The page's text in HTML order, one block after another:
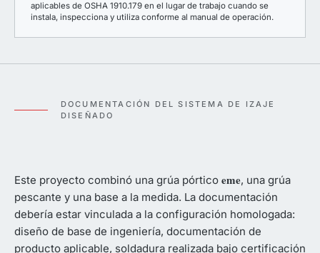
aplicables de OSHA 1910.179 en el lugar de trabajo cuando se
instala, inspecciona y utiliza conforme al manual de operación.
DOCUMENTACIÓN DEL SISTEMA DE IZAJE
DISEÑADO
Este proyecto combinó una grúa pórtico eme, una grúa
pescante y una base a la medida. La documentación
debería estar vinculada a la configuración homologada:
diseño de base de ingeniería, documentación de
producto aplicable, soldadura realizada bajo certificación